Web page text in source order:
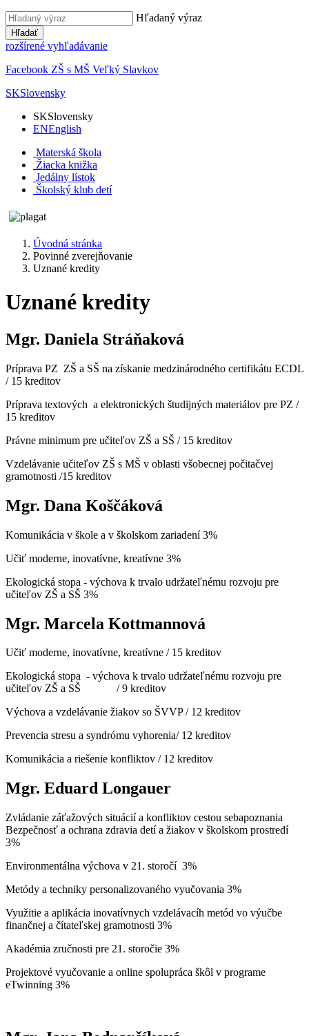
Hľadaný výraz
Hľadať
rozšírené vyhľadávanie
Facebook ZŠ s MŠ Veľký Slavkov
SKSlovensky
SKSlovensky
ENEnglish
Materská škola
Žiacka knižka
Jedálny lístok
Školský klub detí
Úvodná stránka
Povinné zverejňovanie
Uznané kredity
Uznané kredity
Mgr. Daniela Stráňaková
Príprava PZ ZŠ a SŠ na získanie medzinárodného certifikátu ECDL
/ 15 kreditov
Príprava textových a elektronických študijných materiálov pre PZ /
15 kreditov
Právne minimum pre učiteľov ZŠ a SŠ / 15 kreditov
Vzdelávanie učiteľov ZŠ s MŠ v oblasti všobecnej počitačvej
gramotnosti /15 kreditov
Mgr. Dana Koščáková
Komunikácia v škole a v školskom zariadení 3%
Učiť moderne, inovatívne, kreatívne 3%
Ekologická stopa - výchova k trvalo udržateľnému rozvoju pre
učiteľov ZŠ a SŠ 3%
Mgr. Marcela Kottmannová
Učiť moderne, inovatívne, kreatívne / 15 kreditov
Ekologická stopa - výchova k trvalo udržateľnému rozvoju pre
učiteľov ZŠ a SŠ / 9 kreditov
Výchova a vzdelávanie žiakov so ŠVVP / 12 kreditov
Prevencia stresu a syndrómu vyhorenia/ 12 kreditov
Komunikácia a riešenie konfliktov / 12 kreditov
Mgr. Eduard Longauer
Zvládanie záťažových situácií a konfliktov cestou sebapoznania
Bezpečnosť a ochrana zdravia detí a žiakov v školskom prostredí
3%
Environmentálna výchova v 21. storočí 3%
Metódy a techniky personalizovaného vyučovania 3%
Využitie a aplikácia inovatívnych vzdelávacíh metód vo výučbe
finančnej a čítateľskej gramotnosti 3%
Akadémia zručnosti pre 21. storočie 3%
Projektové vyučovanie a online spolupráca škôl v programe
eTwinning 3%